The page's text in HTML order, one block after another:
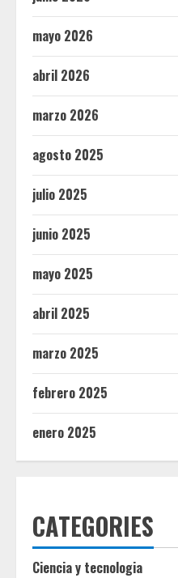
mayo 2026
abril 2026
marzo 2026
agosto 2025
julio 2025
junio 2025
mayo 2025
abril 2025
marzo 2025
febrero 2025
enero 2025
CATEGORIES
Ciencia y tecnologia